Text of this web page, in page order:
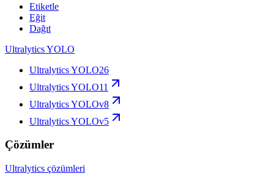
Etiketle
Eğit
Dağıt
Ultralytics YOLO
Ultralytics YOLO26
Ultralytics YOLO11
Ultralytics YOLOv8
Ultralytics YOLOv5
Çözümler
Ultralytics çözümleri